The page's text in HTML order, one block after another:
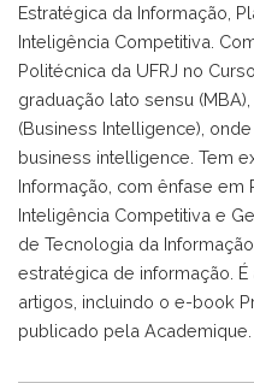
Estratégica da Informação,
Inteligência Competitiva.
Politécnica da UFRJ no
graduação lato sensu
(Business Intelligence),
business intelligence. Tem
Informação, com ênfase em
Inteligência Competitiva e
de Tecnologia da
estratégica de informação.
artigos, incluindo o e-book
publicado pela Academique.